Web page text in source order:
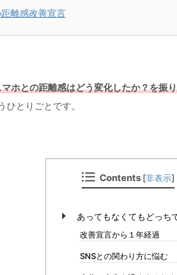
離感改善宣言
ホとの距離感はどう変化したか？を振
ひとりごとです。
Contents [非表示]
あってもなくてもどっち
改善宣言から１年経過
SNSとの関わり方に悩む